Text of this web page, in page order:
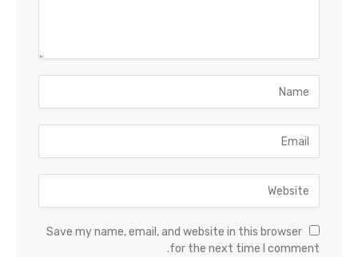
Save my name, email, and website in this browser
for the next time I comment.